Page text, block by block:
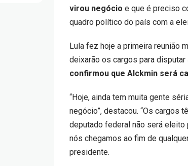
virou negócio e que é preciso
quadro político do país com a
Lula fez hoje a primeira reunião
deixarão os cargos para
confirmou que Alckmin será
“Hoje, ainda tem muita gente
negócio”, destacou. “Os cargos
deputado federal não será
nós chegamos ao fim de
presidente.